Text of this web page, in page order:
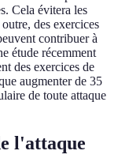
Cela évitera les
des exercices
contribuer à
étude récemment
des exercices de
augmenter de 35
de toute attaque
l'attaque